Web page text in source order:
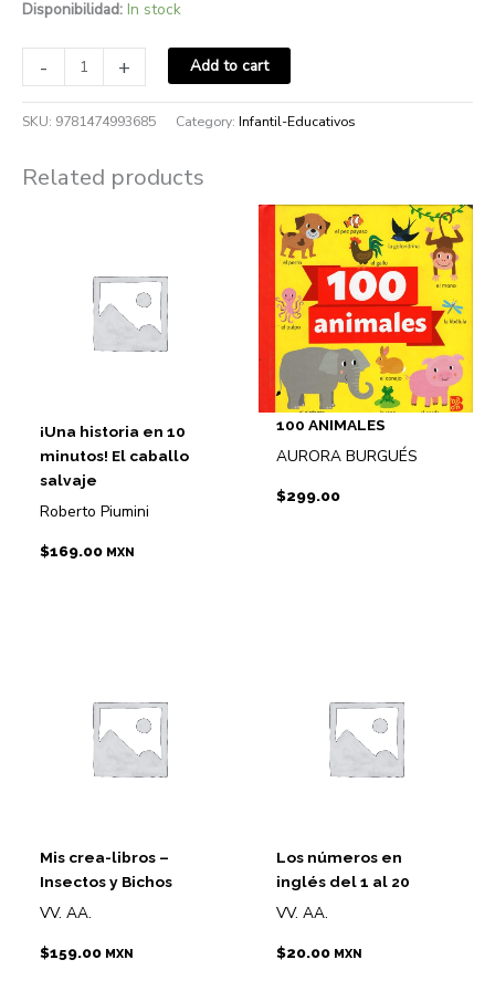
Disponibilidad: In stock
- + Add to cart
SKU: 9781474993685 Category: Infantil-Educativos
Related products
¡Una historia en 10
minutos! El caballo
salvaje
Roberto Piumini
$169.00 MXN
100 ANIMALES
AURORA BURGUÉS
$299.00
Mis crea-libros –
Insectos y Bichos
VV. AA.
$159.00 MXN
Los números en
inglés del 1 al 20
VV. AA.
$20.00 MXN